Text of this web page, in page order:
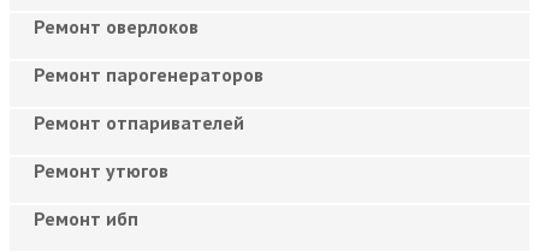
Ремонт оверлоков
Ремонт парогенераторов
Ремонт отпаривателей
Ремонт утюгов
Ремонт ибп